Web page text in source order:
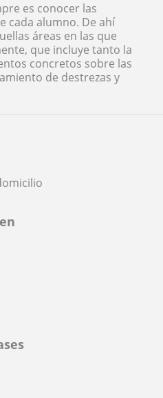
es conocer las
cada alumno. De ahí
áreas en las que
que incluye tanto la
concretos sobre las
de destrezas y